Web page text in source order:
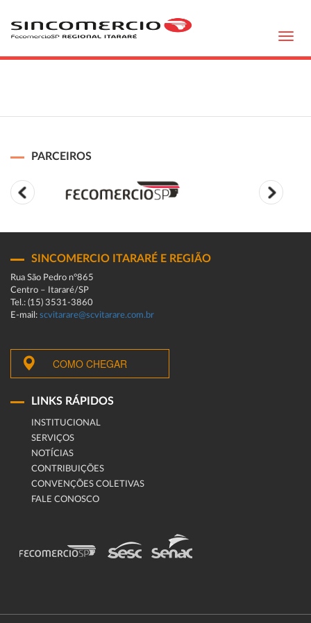
PARCEIROS
SINCOMERCIO ITARARÉ E REGIÃO
Rua São Pedro n°865
Centro – Itararé/SP
Tel.: (15) 3531-3860
E-mail: scvitarare@scvitarare.com.br
COMO CHEGAR
LINKS RÁPIDOS
INSTITUCIONAL
SERVIÇOS
NOTÍCIAS
CONTRIBUIÇÕES
CONVENÇÕES COLETIVAS
FALE CONOSCO